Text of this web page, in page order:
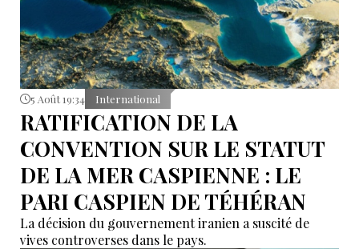
5 Août 19:34 International
RATIFICATION DE LA
CONVENTION SUR LE STATUT
DE LA MER CASPIENNE : LE
PARI CASPIEN DE TÉHÉRAN
La décision du gouvernement iranien a suscité de
vives controverses dans le pays.